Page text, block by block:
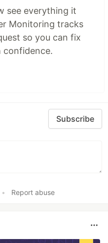
see everything it
Monitoring tracks
so you can fix
confidence.
Subscribe
• Report abuse